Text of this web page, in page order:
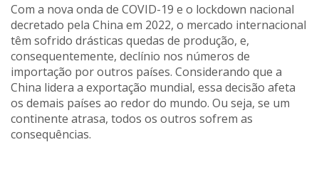
Com a nova onda de COVID-19 e o lockdown nacional
decretado pela China em 2022, o mercado internacional
têm sofrido drásticas quedas de produção, e,
consequentemente, declínio nos números de
importação por outros países. Considerando que a
China lidera a exportação mundial, essa decisão afeta
os demais países ao redor do mundo. Ou seja, se um
continente atrasa, todos os outros sofrem as
consequências.